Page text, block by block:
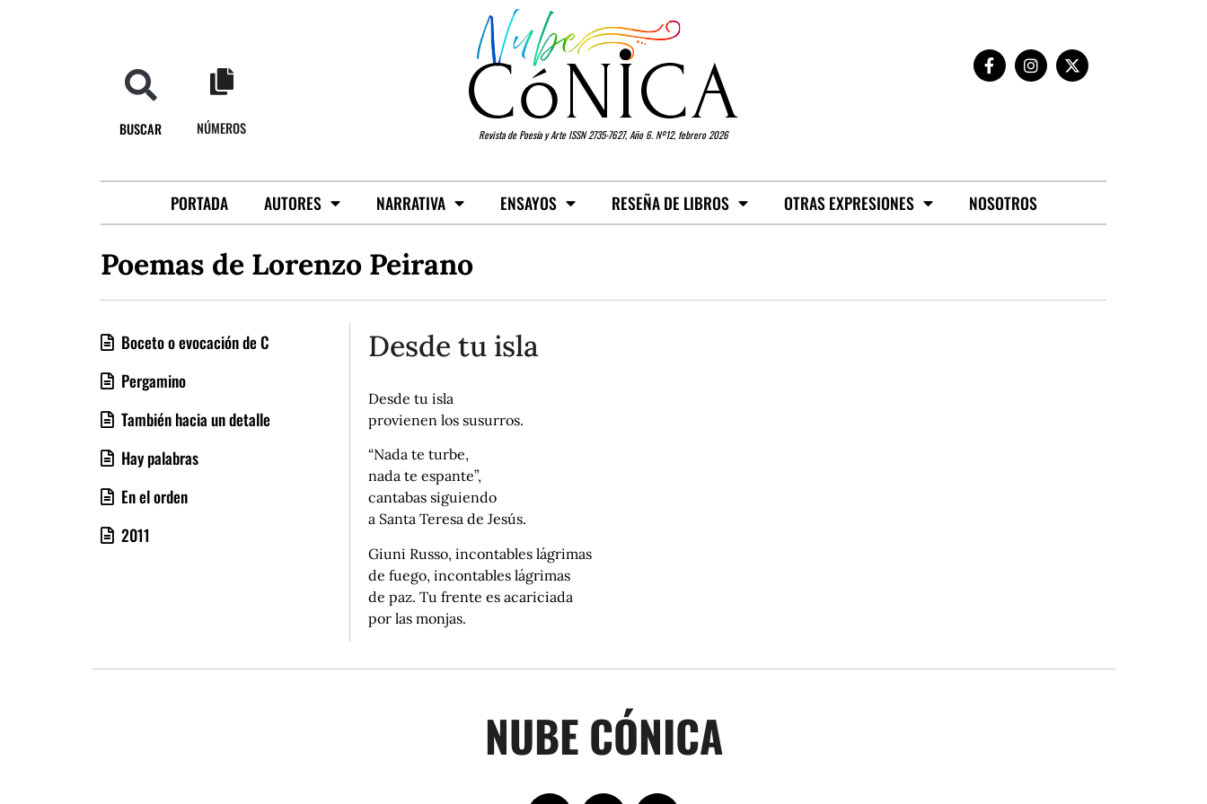
BUSCAR NÚMEROS Revista de Poesía y Arte ISSN 2735-7627, Año 6. Nº12, febrero 2026
PORTADA AUTORES NARRATIVA ENSAYOS RESEÑA DE LIBROS OTRAS EXPRESIONES NOSOTROS
Poemas de Lorenzo Peirano
Boceto o evocación de C
Pergamino
También hacia un detalle
Hay palabras
En el orden
2011
Desde tu isla
Desde tu isla
provienen los susurros.
“Nada te turbe,
nada te espante”,
cantabas siguiendo
a Santa Teresa de Jesús.
Giuni Russo, incontables lágrimas
de fuego, incontables lágrimas
de paz. Tu frente es acariciada
por las monjas.
NUBE CÓNICA